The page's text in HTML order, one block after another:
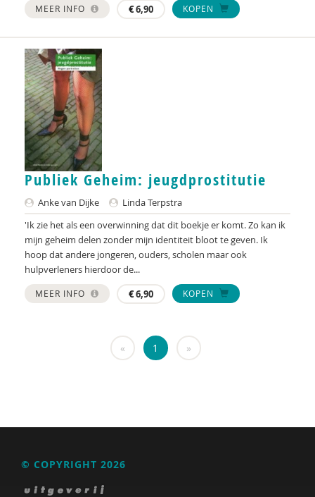
Micha de Winter
Anita Wix
Channah Zwiep
MEER INFO €6,90 KOPEN
Publiek Geheim: jeugdprostitutie
Anke van Dijke
Linda Terpstra
'Ik zie het als een overwinning dat dit boekje er komt. Zo kan ik
mijn geheim delen zonder mijn identiteit bloot te geven. Ik
hoop dat andere jongeren, ouders, scholen maar ook
hulpverleners hierdoor de...
MEER INFO €6,90 KOPEN
« 1 »
© COPYRIGHT 2026